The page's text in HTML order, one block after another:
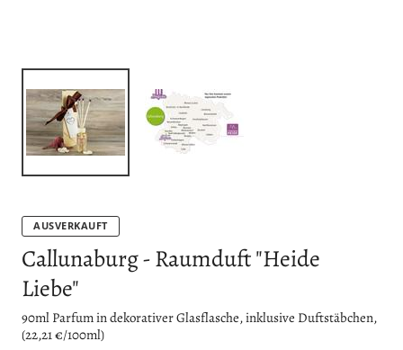
AUSVERKAUFT
Callunaburg - Raumduft "Heide
Liebe"
90ml Parfum in dekorativer Glasflasche, inklusive Duftstäbchen,
(22,21 €/100ml)